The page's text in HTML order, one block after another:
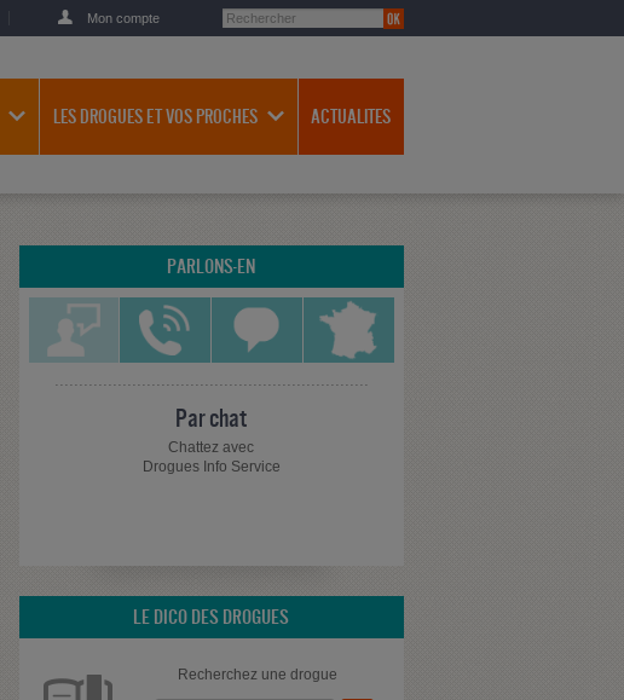
Mon compte
LES DROGUES ET VOS PROCHES ACTUALITES
PARLONS-EN
Par chat
Chattez avec
Drogues Info Service
LE DICO DES DROGUES
Recherchez une drogue